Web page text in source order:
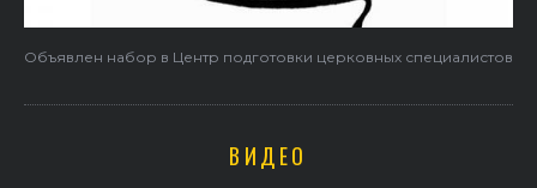
Объявлен набор в Центр подготовки церковных специалистов
ВИДЕО